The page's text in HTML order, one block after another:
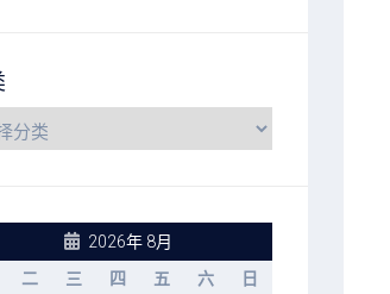
2026年 8月
二 三 四 五 六
日